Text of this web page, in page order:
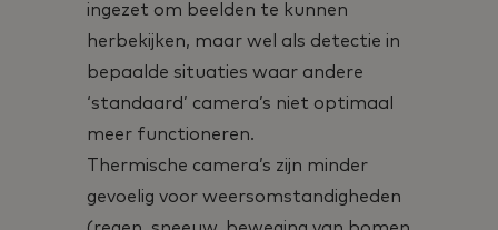
ingezet om beelden te kunnen
herbekijken, maar wel als detectie in
bepaalde situaties waar andere
‘standaard’ camera’s niet optimaal
meer functioneren.
Thermische camera’s zijn minder
gevoelig voor weersomstandigheden